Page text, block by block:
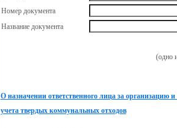
Номер документа
Название документа
(одно
О назначении ответственного лица за
учета твердых коммунальных отходов